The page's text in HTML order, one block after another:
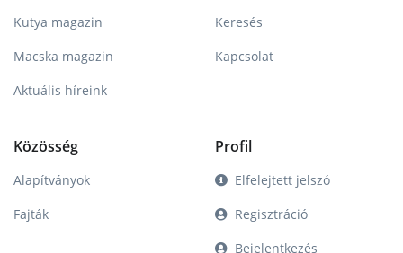
Kutya magazin
Macska magazin
Aktuális híreink
Keresés
Kapcsolat
Közösség
Alapítványok
Fajták
Profil
Elfelejtett jelszó
Regisztráció
Bejelentkezés